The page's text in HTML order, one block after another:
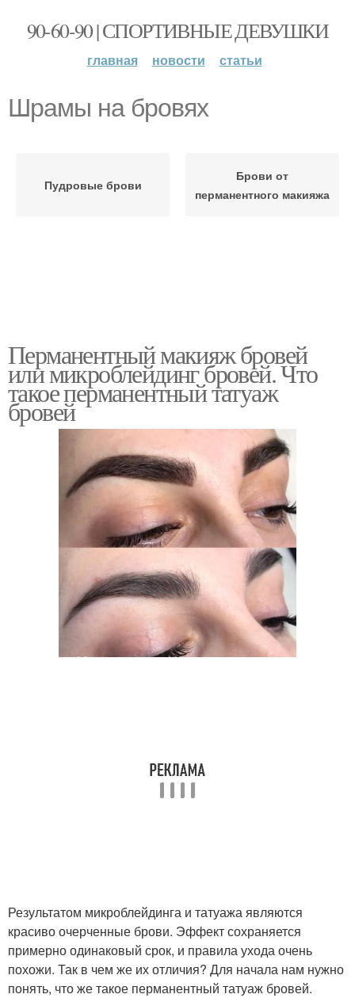
90-60-90 | СПОРТИВНЫЕ ДЕВУШКИ
главная новости статьи
Шрамы на бровях
Пудровые брови
Брови от
перманентного макияжа
Перманентный макияж бровей
или микроблейдинг бровей. Что
такое перманентный татуаж
бровей
Результатом микроблейдинга и татуажа являются
красиво очерченные брови. Эффект сохраняется
примерно одинаковый срок, и правила ухода очень
похожи. Так в чем же их отличия? Для начала нам нужно
понять, что же такое перманентный татуаж бровей.